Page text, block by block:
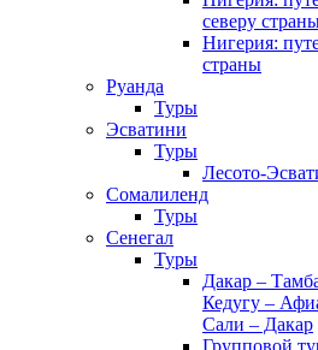
северу
Нигерия:
страны
Руанда
Туры
Эсватини
Туры
Лесото-
Сомалиленд
Туры
Сенегал
Туры
Дакар –
Кедугу –
Сали – Дакар
Групповой